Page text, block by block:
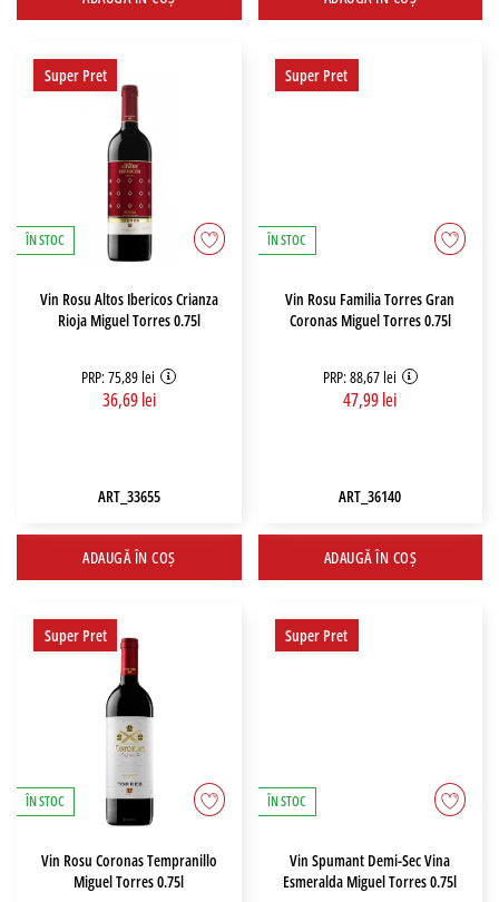
Super Pret
ÎN STOC
Vin Rosu Altos Ibericos Crianza
Rioja Miguel Torres 0.75l
PRP: 75,89 lei
36,69 lei
ART_33655
ADAUGĂ ÎN COȘ
Super Pret
ÎN STOC
Vin Rosu Familia Torres Gran
Coronas Miguel Torres 0.75l
PRP: 88,67 lei
47,99 lei
ART_36140
ADAUGĂ ÎN COȘ
Super Pret
ÎN STOC
Vin Rosu Coronas Tempranillo
Miguel Torres 0.75l
Super Pret
ÎN STOC
Vin Spumant Demi-Sec Vina
Esmeralda Miguel Torres 0.75l